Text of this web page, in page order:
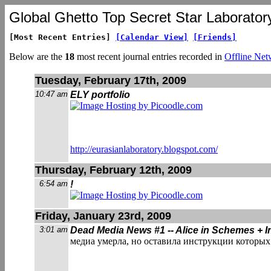
Global Ghetto Top Secret Star
[Most Recent Entries] [Calendar View] [Friends]
Below are the 18 most recent journal entries recorded in Offline
Tuesday, February 17th, 2009
10:47 am ELY portfolio
http://eurasianlaboratory.blogspot.com/
Thursday, February 12th, 2009
6:54 am !
Friday, January 23rd, 2009
3:01 am Dead Media News #1 -- Alice in Schemes +
медиа умерла, но оставила инструкции